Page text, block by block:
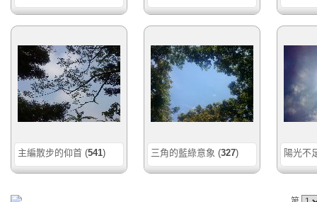
主編散步的仰首 (541) 三角的藍綠意象 (327) 陽光不